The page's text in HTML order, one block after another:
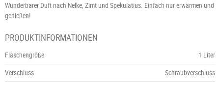
Wunderbarer Duft nach Nelke, Zimt und Spekulatius. Einfach nur erwärmen und
genießen!
PRODUKTINFORMATIONEN
Flaschengröße
1 Liter
Verschluss
Schraubverschluss